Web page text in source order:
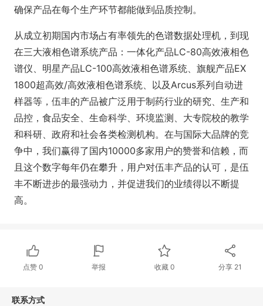
确保产品在每个生产环节都能做到品质控制。
从成立初期国内市场占有率领先的色谱数据处理机，到现
在三大液相色谱系统产品：一体化产品LC-80高效液相色
谱仪、明星产品LC-100高效液相色谱系统、旗舰产品EX
1800超高效/高效液相色谱系统、以及Arcus系列自动进
样器等，伍丰的产品被广泛用于制药行业的研究、生产和
品控，食品安全、生命科学、环境监测、大专院校的教学
和科研、政府和社会各类检测机构。在与国际大品牌的竞
争中，我们赢得了国内10000多家用户的赞誉和信赖，而
且这个数字每年仍在攀升，用户对伍丰产品的认可，是伍
丰不断进步的最强动力，并促进我们的业绩得以不断提
高。
点赞 0 举报 收藏 0 分享 21
联系方式